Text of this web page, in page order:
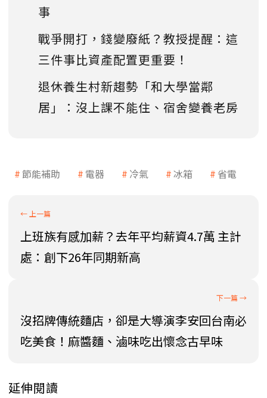
事
戰爭開打，錢變廢紙？教授提醒：這
三件事比資產配置更重要！
退休養生村新趨勢「和大學當鄰
居」：沒上課不能住、宿舍變養老房
節能補助 電器 冷氣 冰箱 省電
上班族有感加薪？去年平均薪資4.7萬 主計
處：創下26年同期新高
沒招牌傳統麵店，卻是大導演李安回台南必
吃美食！麻醬麵、滷味吃出懷念古早味
延伸閱讀